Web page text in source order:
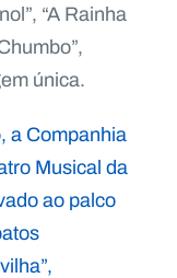
“A Rainha
única.
a Companhia
Musical da
ao palco